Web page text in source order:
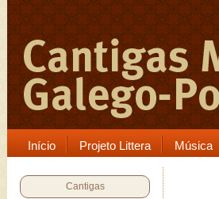
Início Projeto Littera Música
Cantigas